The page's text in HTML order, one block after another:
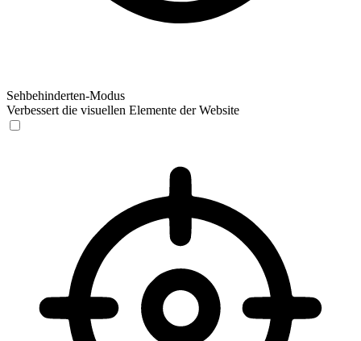
Sehbehinderten-Modus
Verbessert die visuellen Elemente der Website